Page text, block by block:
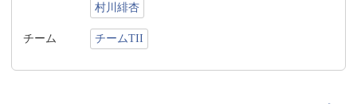
村川緋杏
チーム チームTII